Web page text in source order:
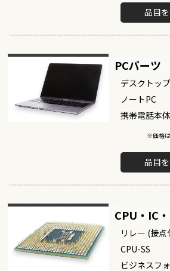
品目
PCパーツ
デスクトッ
ノートPC
携帯電話本
※価格
品目
CPU・IC
リレー (接点
CPU-SS
ビジネスフ